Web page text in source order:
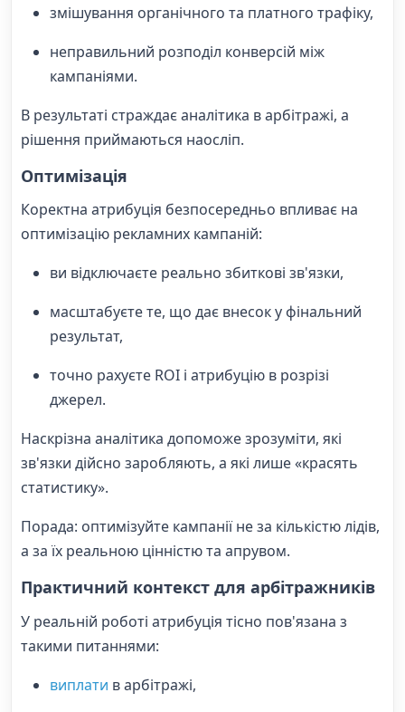
змішування органічного та платного трафіку,
неправильний розподіл конверсій між
кампаніями.
В результаті страждає аналітика в арбітражі, а
рішення приймаються наосліп.
Оптимізація
Коректна атрибуція безпосередньо впливає на
оптимізацію рекламних кампаній:
ви відключаєте реально збиткові зв'язки,
масштабуєте те, що дає внесок у фінальний
результат,
точно рахуєте ROI і атрибуцію в розрізі
джерел.
Наскрізна аналітика допоможе зрозуміти, які
зв'язки дійсно заробляють, а які лише «красять
статистику».
Порада: оптимізуйте кампанії не за кількістю лідів,
а за їх реальною цінністю та апрувом.
Практичний контекст для арбітражників
У реальній роботі атрибуція тісно пов'язана з
такими питаннями:
виплати в арбітражі,